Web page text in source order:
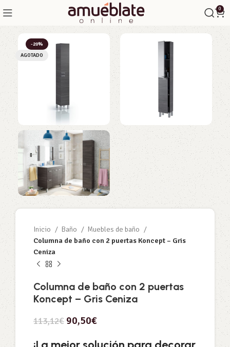
0
-20%
AGOTADO
Inicio Baño
Muebles de baño
Columna de baño con 2 puertas Koncept – Gris
Ceniza
Columna de baño con 2 puertas
Koncept – Gris Ceniza
113,12€ 90,50€